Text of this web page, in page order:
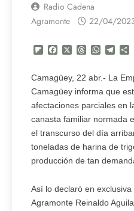
Radio Cadena
Agramonte
22/04/
Flipboard
FacebookThreads
Camagüey, 22 abr.- La
Camagüey informa que
afectaciones parciales en
canasta familiar normada
el transcurso del día
toneladas de harina de
producción de tan
Así lo declaró en
Agramonte Reinaldo